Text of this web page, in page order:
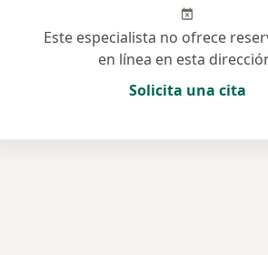
Este especialista no ofrece
en línea en esta
Solicita una cita